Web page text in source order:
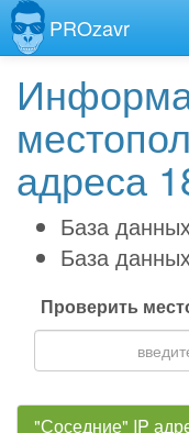
PROzavr
адреса
База
База
Проверить
"Соседние" IP